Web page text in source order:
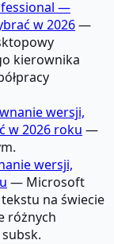
—
w 2026—
kierownika
wersji,
w 2026 roku —
wersji,
— Microsoft
na świecie
różnych